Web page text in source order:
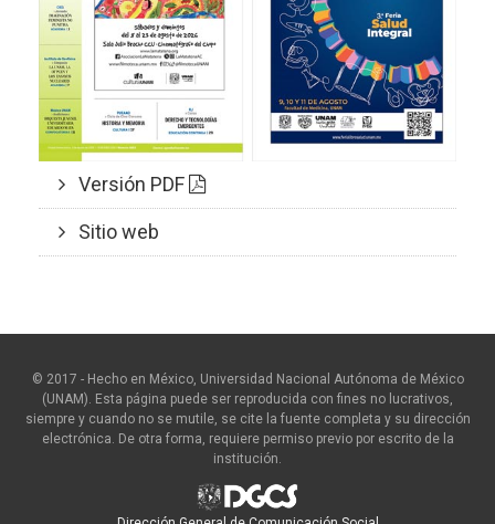
Versión PDF
Sitio web
© 2017 - Hecho en México, Universidad Nacional Autónoma de México
(UNAM). Esta página puede ser reproducida con fines no lucrativos,
siempre y cuando no se mutile, se cite la fuente completa y su dirección
electrónica. De otra forma, requiere permiso previo por escrito de la
institución.